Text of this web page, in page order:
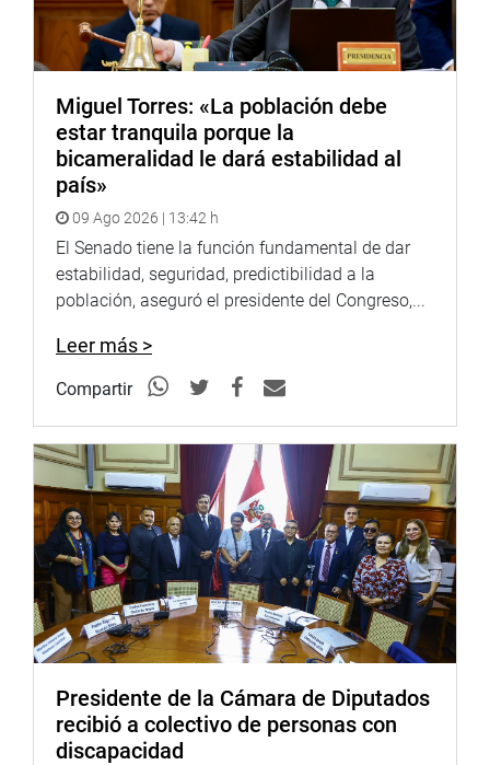
Miguel Torres: «La población debe
estar tranquila porque la
bicameralidad le dará estabilidad al
país»
09 Ago 2026 | 13:42 h
El Senado tiene la función fundamental de dar
estabilidad, seguridad, predictibilidad a la
población, aseguró el presidente del Congreso,...
Leer más >
Compartir
Presidente de la Cámara de Diputados
recibió a colectivo de personas con
discapacidad